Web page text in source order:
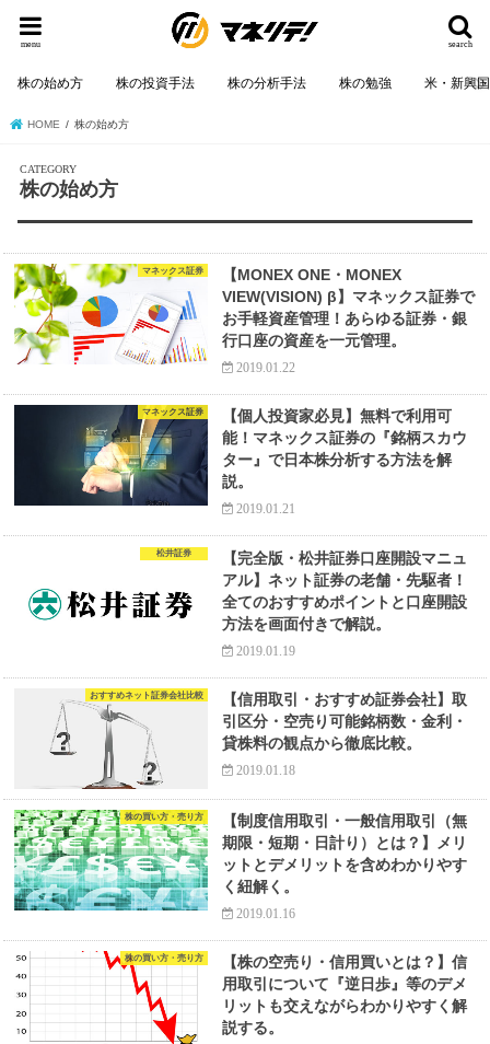
search
menu
株の始め方 株の投資手法 株の分析手法 株の勉強 米・新興
HOME 株の始め方
株の始め方
マネックス証券
【MONEX ONE・MONEX
VIEW(VISION) β】マネックス証券で
お手軽資産管理！あらゆる証券・銀
行口座の資産を一元管理。
2019.01.22
マネックス証券
【個人投資家必見】無料で利用可
能！マネックス証券の『銘柄スカウ
ター』で日本株分析する方法を解
説。
2019.01.21
松井証券
【完全版・松井証券口座開設マニュ
アル】ネット証券の老舗・先駆者！
全てのおすすめポイントと口座開設
方法を画面付きで解説。
2019.01.19
おすすめネット証券会社比較
【信用取引・おすすめ証券会社】取
引区分・空売り可能銘柄数・金利・
貸株料の観点から徹底比較。
2019.01.18
株の買い方・売り方
【制度信用取引・一般信用取引（無
期限・短期・日計り）とは？】メリ
ットとデメリットを含めわかりやす
く紐解く。
2019.01.16
株の買い方・売り方
【株の空売り・信用買いとは？】信
用取引について『逆日歩』等のデメ
リットも交えながらわかりやすく解
説する。